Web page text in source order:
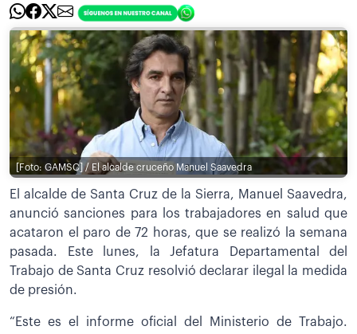
[Foto: GAMSC] / El alcalde cruceño Manuel Saavedra
El alcalde de Santa Cruz de la Sierra, Manuel Saavedra,
anunció sanciones para los trabajadores en salud que
acataron el paro de 72 horas, que se realizó la semana
pasada. Este lunes, la Jefatura Departamental del
Trabajo de Santa Cruz resolvió declarar ilegal la medida
de presión.
“Este es el informe oficial del Ministerio de Trabajo.